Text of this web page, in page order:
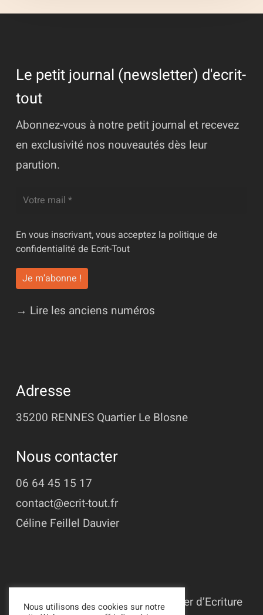
Le petit journal (newsletter) d'ecrit-
tout
Abonnez-vous à notre petit journal et recevez
en exclusivité nos nouveautés dès leur
parution.
En vous inscrivant, vous acceptez la politique de
confidentialité de Ecrit-Tout
→ Lire les anciens numéros
Adresse
35200 RENNES Quartier Le Blosne
Nous contacter
06 64 45 15 17
contact@ecrit-tout.fr
Céline Feillel Dauvier
© 2022 - 2026 Association L’Atelier d’Ecriture
Nous utilisons des cookies sur notre